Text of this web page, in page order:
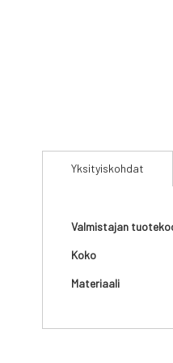
to
images
gallery
Yksityiskohdat
Yksityiskohdat
Valmistajan
Koko
Materiaali